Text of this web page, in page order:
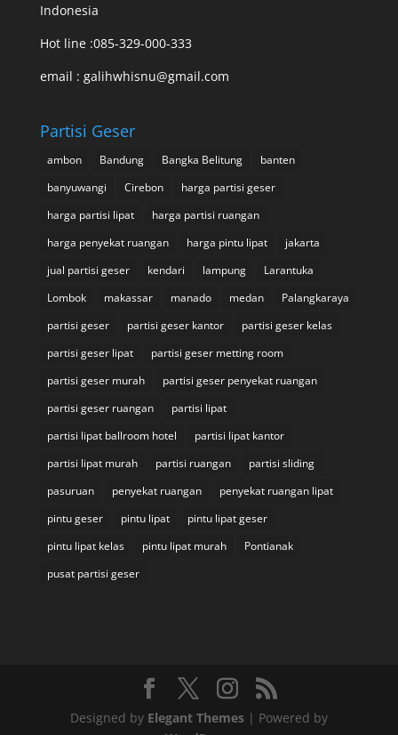
Indonesia
Hot line :085-329-000-333
email : galihwhisnu@gmail.com
Partisi Geser
ambon Bandung Bangka Belitung
banten
banyuwangi
Cirebon
harga partisi geser
harga partisi lipat
harga partisi ruangan
harga penyekat ruangan
harga pintu lipat
jakarta
jual partisi geser
kendari lampung
Larantuka
Lombok
makassar manado medan
Palangkaraya
partisi geser
partisi geser kantor
partisi geser kelas
partisi geser lipat
partisi geser metting room
partisi geser murah
partisi geser penyekat ruangan
partisi geser ruangan
partisi lipat
partisi lipat ballroom hotel
partisi lipat kantor
partisi lipat murah
partisi ruangan
partisi sliding
pasuruan
penyekat ruangan
penyekat ruangan lipat
pintu geser
pintu lipat
pintu lipat geser
pintu lipat kelas
pintu lipat murah
Pontianak
pusat partisi geser
Designed by Elegant Themes| Powered by